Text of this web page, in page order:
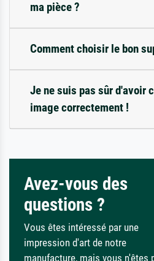
ma pièce ?
Comment choisir le bon
Je ne suis pas sûr d'avoir
image correctement !
Avez-vous des
questions ?
Vous êtes intéressé par une
impression d'art de notre
manufacture, mais vous n'êtes